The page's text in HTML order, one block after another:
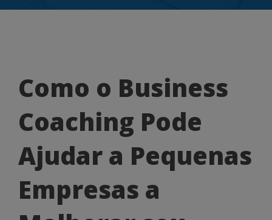
Como
o
Business
Coaching
Pode
Ajudar
Como o Business
Coaching Pode
Ajudar a Pequenas
Empresas a